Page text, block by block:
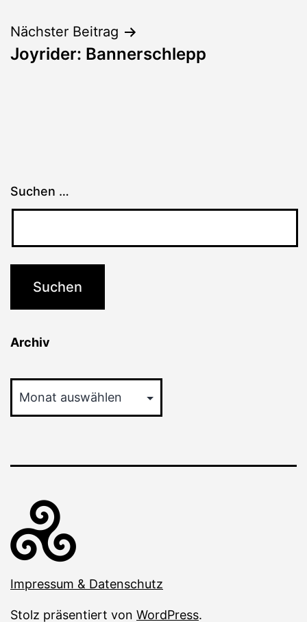
Nächster Beitrag
Joyrider: Bannerschlepp
Suchen …
Archiv
Impressum & Datenschutz
Stolz präsentiert von WordPress.